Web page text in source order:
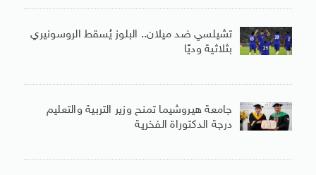
تشيلسي ضد ميلان.. البلوز يُسقط الروسونيري
بثلاثية وديًا
جامعة هيروشيما تمنح وزير التربية والتعليم
درجة الدكتوراة الفخرية